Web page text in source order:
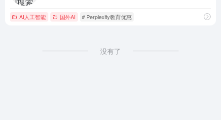
AI人工智能 国外AI # Perplexity教育优惠
没有了